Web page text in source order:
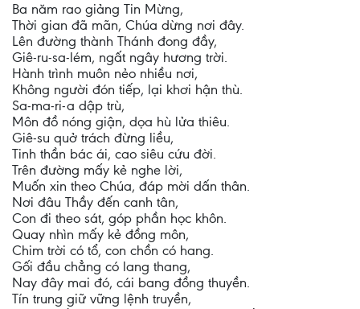
Ba năm rao giảng Tin Mừng,
Thời gian đã mãn, Chúa dừng nơi đây.
Lên đường thành Thánh đong đầy,
Giê-ru-sa-lém, ngất ngây hương trời.
Hành trình muôn nẻo nhiều nơi,
Không người đón tiếp, lại khơi hận thù.
Sa-ma-ri-a dập trù,
Môn đồ nóng giận, dọa hù lửa thiêu.
Giê-su quở trách đừng liều,
Tinh thần bác ái, cao siêu cứu đời.
Trên đường mấy kẻ nghe lời,
Muốn xin theo Chúa, đáp mời dấn thân.
Nơi đâu Thầy đến canh tân,
Con đi theo sát, góp phần học khôn.
Quay nhìn mấy kẻ đồng môn,
Chim trời có tổ, con chồn có hang.
Gối đầu chẳng có lang thang,
Nay đây mai đó, cái bang đồng thuyền.
Tín trung giữ vững lệnh truyền,